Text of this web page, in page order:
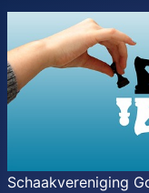
Schaakvereniging